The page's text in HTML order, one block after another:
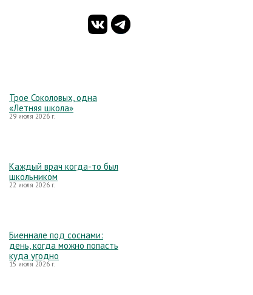
Трое Соколовых, одна
«Летняя школа»
29 июля 2026 г.
Каждый врач когда-то был
школьником
22 июля 2026 г.
Биеннале под соснами:
день, когда можно попасть
куда угодно
15 июля 2026 г.